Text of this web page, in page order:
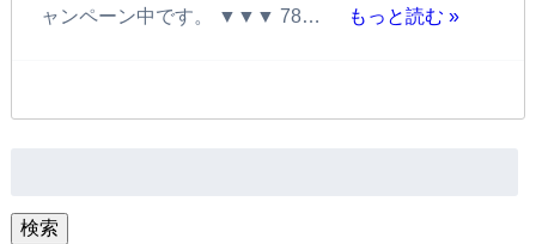
ャンペーン中です。 ▼▼▼ 78…
もっと読む »
検索